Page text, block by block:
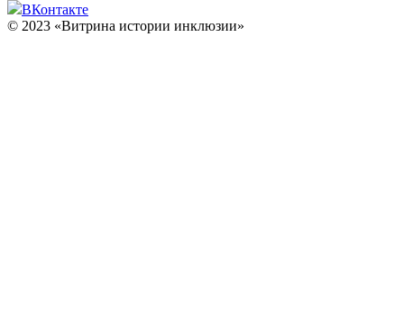
ВКонтакте
© 2023 «Витрина истории инклюзии»